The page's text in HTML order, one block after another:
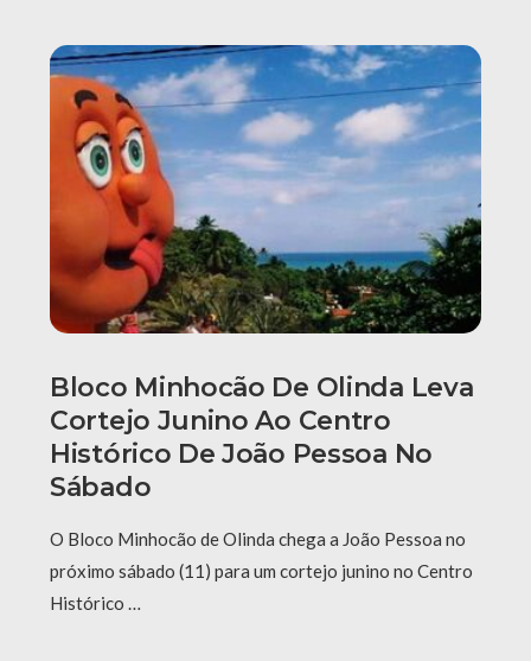
Bloco Minhocão De Olinda Leva
Cortejo Junino Ao Centro
Histórico De João Pessoa No
Sábado
O Bloco Minhocão de Olinda chega a João Pessoa no
próximo sábado (11) para um cortejo junino no Centro
Histórico …